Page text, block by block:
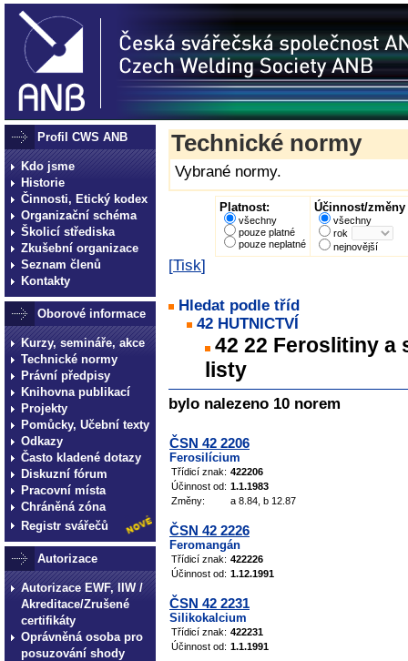
Profil CWS ANB
Kdo jsme
Historie
Činnosti, Etický kodex
Organizační schéma
Školicí střediska
Zkušební organizace
Seznam členů
Kontakty
Oborové informace
Kurzy, semináře, akce
Technické normy
Právní předpisy
Knihovna publikací
Projekty
Pomůcky, Učební texty
Odkazy
Často kladené dotazy
Diskuzní fórum
Pracovní místa
Chráněná zóna
Registr svářečů
Autorizace
Autorizace EWF, IIW /
Akreditace/Zrušené
certifikáty
Oprávněná osoba pro
posuzování shody
Technické normy
Vybrané normy.
Platnost:
všechny
pouze platné
pouze neplatné
Účinnost/změny
všechny
rok
nejnovější
[Tisk]
Hledat podle tříd
42 HUTNICTVÍ
42 22 Feroslitiny a
listy
bylo nalezeno 10 norem
ČSN 42 2206
Ferosilícium
Třídicí znak: 422206
Účinnost od: 1.1.1983
Změny:
a 8.84, b 12.87
ČSN 42 2226
Feromangán
Třídicí znak: 422226
Účinnost od: 1.12.1991
ČSN 42 2231
Silikokalcium
Třídicí znak: 422231
Účinnost od: 1.1.1991